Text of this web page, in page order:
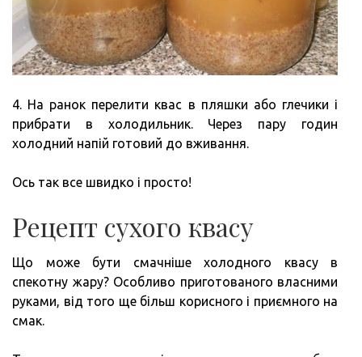
4. На ранок перелити квас в пляшки або глечики і
прибрати в холодильник. Через пару годин
холодний напій готовий до вживання.
Ось так все швидко і просто!
Рецепт сухого квасу
Що може бути смачніше холодного квасу в
спекотну жару? Особливо приготованого власними
руками, від того ще більш корисного і приємного на
смак.